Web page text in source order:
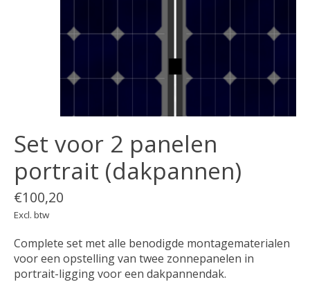
Set voor 2 panelen
portrait (dakpannen)
€100,20
Excl. btw
Complete set met alle benodigde montagematerialen
voor een opstelling van twee zonnepanelen in
portrait-ligging voor een dakpannendak.